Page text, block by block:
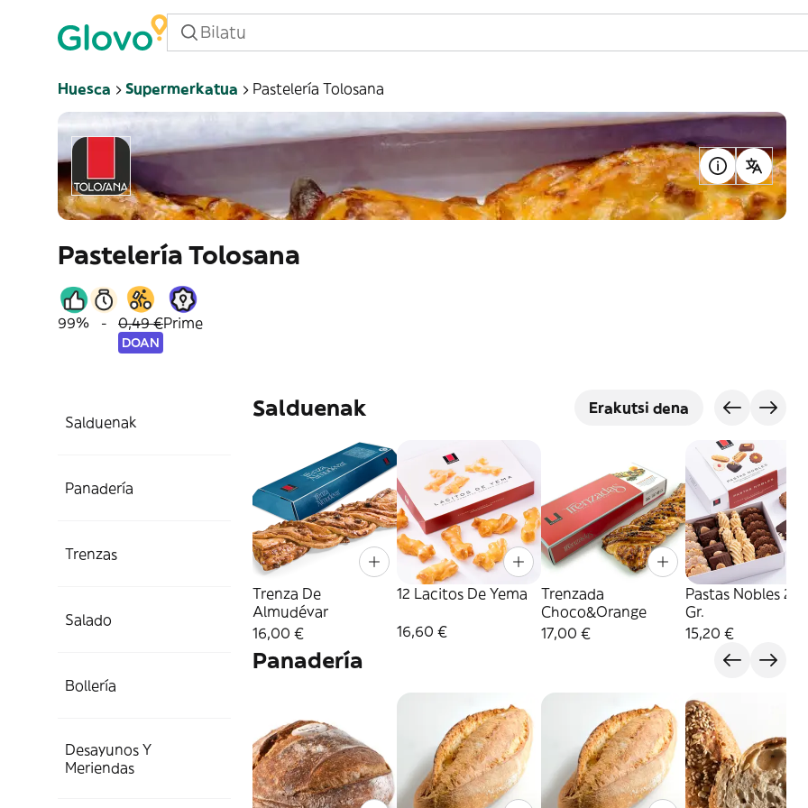
Huesca Supermerkatua Pastelería Tolosana
Pastelería Tolosana
99% - 0,49 €
DOAN
Prime
Salduenak
Panadería
Trenzas
Salado
Bollería
Desayunos Y
Meriendas
Salduenak Erakutsi dena
Trenza De
Almudévar
16,00 €
12 Lacitos De Yema
16,60 €
Trenzada
Choco&Orange
17,00 €
Pastas Nobles
Gr.
15,20 €
Panadería